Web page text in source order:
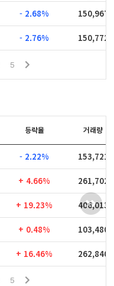
- 2.68% 150,967
- 2.76% 150,772
5
등락율 거래량
- 2.22% 153,721
+ 4.66% 261,702
+ 19.23% 406,013
+ 0.48% 103,480
+ 16.46% 262,840
5